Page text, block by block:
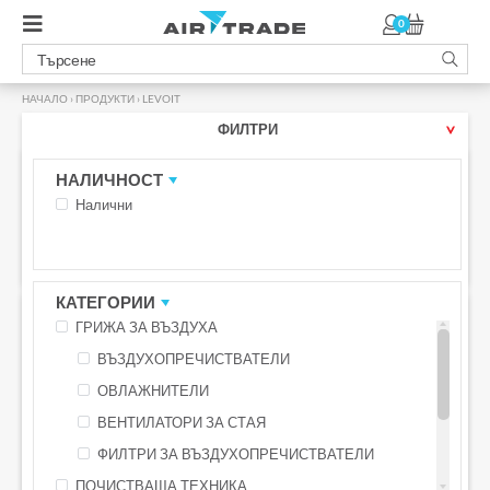
0
НАЧАЛО › ПРОДУКТИ › LEVOIT
-10% с код LEVOIT10
БЕЗПЛАТНА ДОСТАВКА С BOX NOW
ФИЛТРИ
НАЛИЧНОСТ
Налични
КАТЕГОРИИ
ГРИЖА ЗА ВЪЗДУХА
ВЪЗДУХОПРЕЧИСТВАТЕЛИ
ОВЛАЖНИТЕЛИ
ВЕНТИЛАТОРИ ЗА СТАЯ
ФИЛТРИ ЗА ВЪЗДУХОПРЕЧИСТВАТЕЛИ
ПОЧИСТВАЩА ТЕХНИКА